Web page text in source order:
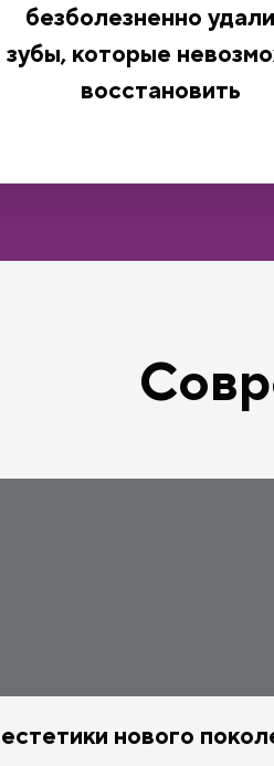
безболезненно
зубы, которые
восстановить
нового